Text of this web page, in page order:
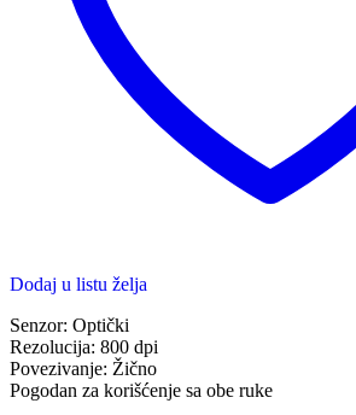
Dodaj u listu želja
Senzor: Optički
Rezolucija: 800 dpi
Povezivanje: Žično
Pogodan za korišćenje sa obe ruke